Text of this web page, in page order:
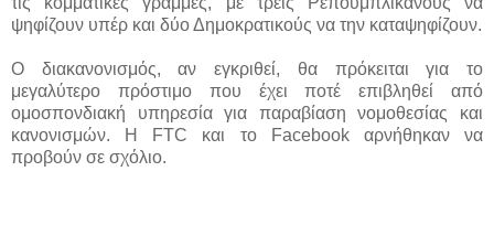
ψηφίζουν υπέρ και δύο Δημοκρατικούς να την καταψηφίζουν.
Ο διακανονισμός, αν εγκριθεί, θα πρόκειται για το
μεγαλύτερο πρόστιμο που έχει ποτέ επιβληθεί από
ομοσπονδιακή υπηρεσία για παραβίαση νομοθεσίας και
κανονισμών. Η FTC και το Facebook αρνήθηκαν να
προβούν σε σχόλιο.